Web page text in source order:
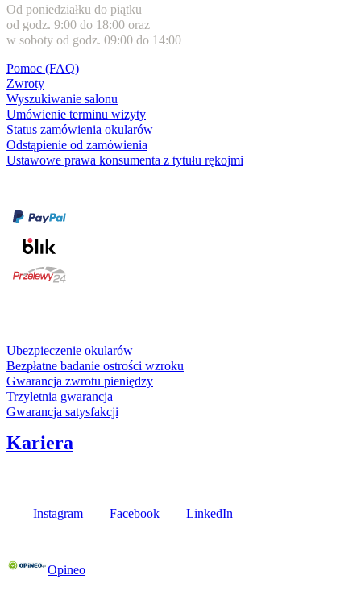
Od poniedziałku do piątku
od godz. 9:00 do 18:00 oraz
w soboty od godz. 09:00 do 14:00
Pomoc (FAQ)
Zwroty
Wyszukiwanie salonu
Umówienie terminu wizyty
Status zamówienia okularów
Odstąpienie od zamówienia
Ustawowe prawa konsumenta z tytułu rękojmi
Ubezpieczenie okularów
Bezpłatne badanie ostrości wzroku
Gwarancja zwrotu pieniędzy
Trzyletnia gwarancja
Gwarancja satysfakcji
Kariera
Instagram Facebook LinkedIn
Opineo